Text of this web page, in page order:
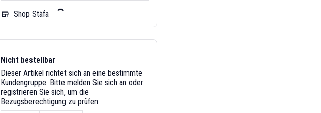
store Shop Stäfa
Nicht bestellbar
Dieser Artikel richtet sich an eine bestimmte
Kundengruppe. Bitte melden Sie sich an oder
registrieren Sie sich, um die
Bezugsberechtigung zu prüfen.